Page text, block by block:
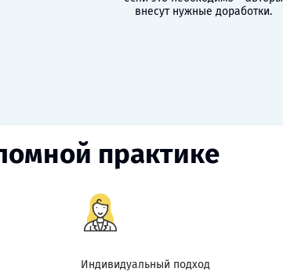
внесут нужные доработки.
практике
Индивидуальный подход